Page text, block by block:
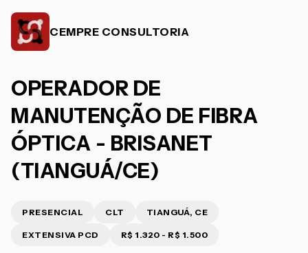
CEMPRE CONSULTORIA
OPERADOR DE
MANUTENÇÃO DE FIBRA
ÓPTICA - BRISANET
(TIANGUÁ/CE)
PRESENCIAL CLT TIANGUÁ, CE
EXTENSIVA PCD R$ 1.320 - R$ 1.500